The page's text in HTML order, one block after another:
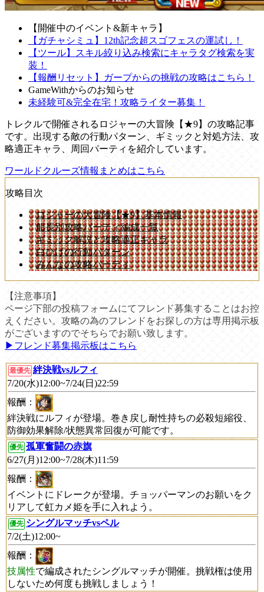
【開催中のイベント&新キャラ】
【ガチャシミュ】12th記念超スゴフェスの運試し！
【ツール】スキル絞り込み検索にキャラタグ検索を実
装！
【報酬リセット】ガープからの挑戦の攻略はこちら！
GameWithからのお知らせ
未経験可&完全在宅！攻略ライター募集！
トレクルで開催されるロジャーの大冒険【★9】の攻略記事
です。出現する敵の行動パターン、ギミックと対処方法、攻
略適正キャラ、周回パーティを紹介しています。
ワールドクルーズ情報まとめはこちら
攻略目次
ロジャーの大冒険【★9】基本情報
船長別攻略パーティ編成一覧
ギミック解説と攻略適正キャラ
白ひげの行動パターン
みんなの攻略パーティ
【注意事項】
ページ下部の投稿フォームにてフレンド募集することはお控
えください。攻略の為のフレンドをお探しの方は専用掲示板
がございますのでそちらでお願い致します。
▶︎フレンド募集掲示板はこちら
最優先 絆決戦vsルフィ
7/20(水)12:00~7/24(日)22:59
報酬：
絆決戦にルフィが登場。巻き戻し耐性持ちの必殺短縮役、
防御効果解除/状態異常回復が可能です。
優先 孤軍奮闘の赤旗
6/27(月)12:00~7/28(木)11:59
報酬：
イベントにドレークが登場。チョッパーマンのお願いをク
リアして虹カメ姫を手に入れよう。
優先 シングルマッチvsペル
7/2(土)12:00~
報酬：
技属性で編成されたシングルマッチが開催。挑戦権は使用
しないため何度も挑戦しましょう！